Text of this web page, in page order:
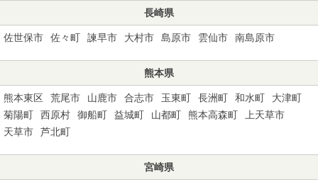
長崎県
佐世保市 佐々町 諫早市 大村市 島原市 雲仙市 南島原市
熊本県
熊本東区 荒尾市 山鹿市 合志市 玉東町 長洲町 和水町
大津町
菊陽町
西原村 御船町 益城町 山都町 熊本高森町
上天草市
天草市
芦北町
宮崎県